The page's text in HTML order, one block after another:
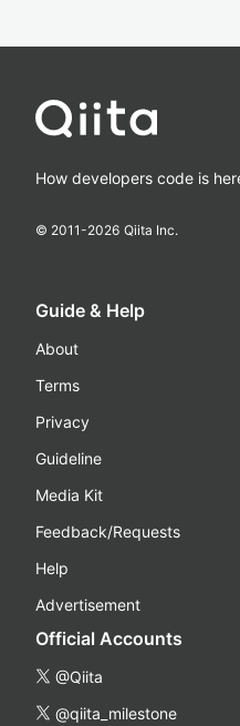
How developers code is
© 2011-2026 Qiita Inc.
Guide & Help
About
Terms
Privacy
Guideline
Media Kit
Feedback/Requests
Help
Advertisement
Official Accounts
@Qiita
@qiita_milestone